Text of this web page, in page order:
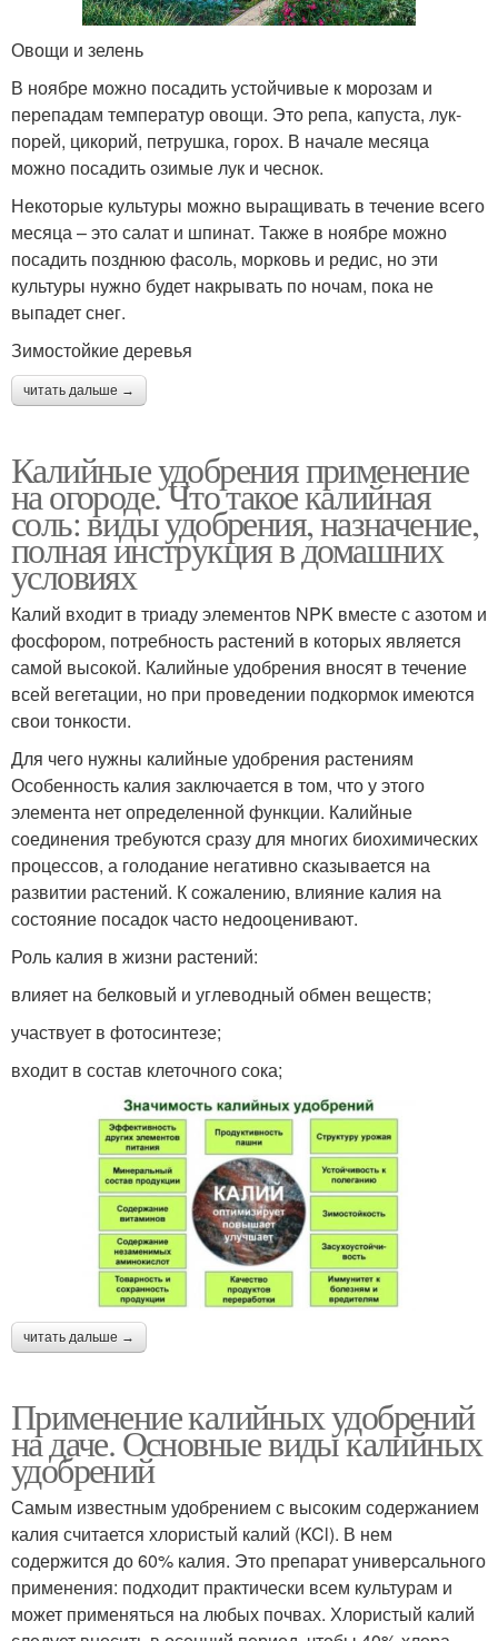
Овощи и зелень
В ноябре можно посадить устойчивые к морозам и
перепадам температур овощи. Это репа, капуста, лук-
порей, цикорий, петрушка, горох. В начале месяца
можно посадить озимые лук и чеснок.
Некоторые культуры можно выращивать в течение всего
месяца – это салат и шпинат. Также в ноябре можно
посадить позднюю фасоль, морковь и редис, но эти
культуры нужно будет накрывать по ночам, пока не
выпадет снег.
Зимостойкие деревья
читать дальше →
Калийные удобрения применение
на огороде. Что такое калийная
соль: виды удобрения, назначение,
полная инструкция в домашних
условиях
Калий входит в триаду элементов NPK вместе с азотом и
фосфором, потребность растений в которых является
самой высокой. Калийные удобрения вносят в течение
всей вегетации, но при проведении подкормок имеются
свои тонкости.
Для чего нужны калийные удобрения растениям
Особенность калия заключается в том, что у этого
элемента нет определенной функции. Калийные
соединения требуются сразу для многих биохимических
процессов, а голодание негативно сказывается на
развитии растений. К сожалению, влияние калия на
состояние посадок часто недооценивают.
Роль калия в жизни растений:
влияет на белковый и углеводный обмен веществ;
участвует в фотосинтезе;
входит в состав клеточного сока;
читать дальше →
Применение калийных удобрений
на даче. Основные виды калийных
удобрений
Самым известным удобрением с высоким содержанием
калия считается хлористый калий (KCl). В нем
содержится до 60% калия. Это препарат универсального
применения: подходит практически всем культурам и
может применяться на любых почвах. Хлористый калий